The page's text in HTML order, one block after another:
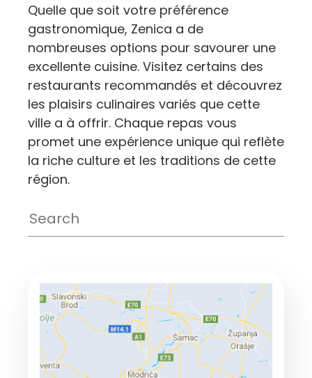
Quelle que soit votre préférence
gastronomique, Zenica a de
nombreuses options pour savourer une
excellente cuisine. Visitez certains des
restaurants recommandés et découvrez
les plaisirs culinaires variés que cette
ville a à offrir. Chaque repas vous
promet une expérience unique qui reflète
la riche culture et les traditions de cette
région.